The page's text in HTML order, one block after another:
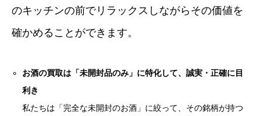
のキッチンの前でリラックスしながらその価値を
確かめることができます。
お酒の買取は「未開封品のみ」に特化して、誠実・正確に目
利き
私たちは「完全な未開封のお酒」に絞って、その銘柄が持つ